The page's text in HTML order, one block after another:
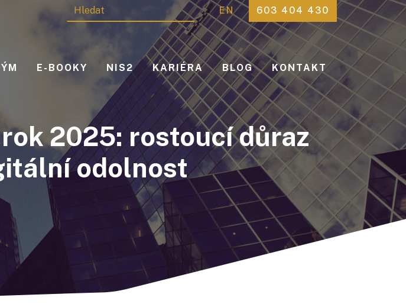
EN 603 404 430
E-BOOKY NIS2 KARIÉRA BLOG KONTAKT
2025: rostoucí důraz
odolnost